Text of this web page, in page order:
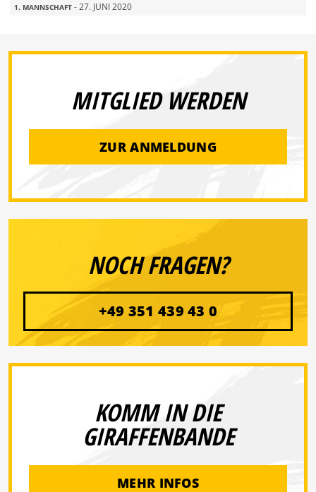
1. MANNSCHAFT - 27. JUNI 2020
MITGLIED WERDEN
ZUR ANMELDUNG
NOCH FRAGEN?
+49 351 439 43 0
KOMM IN DIE
GIRAFFENBANDE
MEHR INFOS